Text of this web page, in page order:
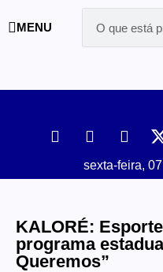
MENU
sexta-feira,
KALORÉ:
programa
Queremos”